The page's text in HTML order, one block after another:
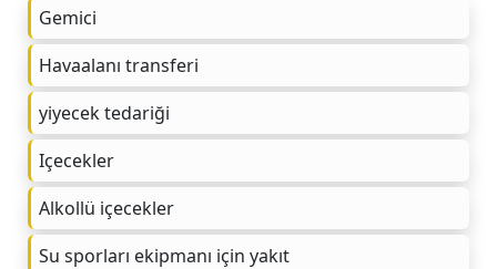
Gemici
Havaalanı transferi
yiyecek tedariği
Içecekler
Alkollü içecekler
Su sporları ekipmanı için yakıt